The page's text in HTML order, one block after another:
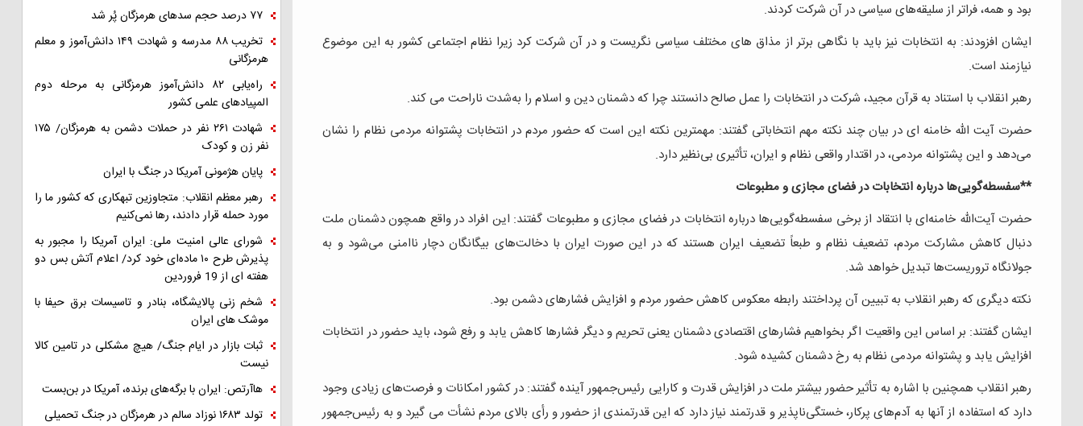
بود و همه، فراتر از سلیقه‌های سیاسی در آن شرکت کردند.
ایشان افزودند: به انتخابات نیز باید با نگاهی برتر از مذاق های مختلف سیاسی نگریست و در آن شرکت کرد زیرا نظام اجتماعی کشور به این موضوع
نیازمند است.
رهبر انقلاب با استناد به قرآن مجید، شرکت در انتخابات را عمل صالح دانستند چرا که دشمنان دین و اسلام را به‌شدت ناراحت می کند.
حضرت آیت الله خامنه ای در بیان چند نکته مهم انتخاباتی گفتند: مهمترین نکته این است که حضور مردم در انتخابات پشتوانه مردمی نظام را نشان
می‌دهد و این پشتوانه مردمی، در اقتدار واقعی نظام و ایران، تأثیری بی‌نظیر دارد.
**سفسطه‌گویی‌ها درباره انتخابات در فضای مجازی و مطبوعات
حضرت آیت‌الله خامنه‌ای با انتقاد از برخی سفسطه‌گویی‌ها درباره انتخابات در فضای مجازی و مطبوعات گفتند: این افراد در واقع همچون دشمنان ملت
دنبال کاهش مشارکت مردم، تضعیف نظام و طبعاً تضعیف ایران هستند که در این صورت ایران با دخالت‌های بیگانگان دچار ناامنی می‌شود و به
جولانگاه تروریست‌ها تبدیل خواهد شد.
نکته دیگری که رهبر انقلاب به تبیین آن پرداختند رابطه معکوس کاهش حضور مردم و افزایش فشارهای دشمن بود.
ایشان گفتند: بر اساس این واقعیت اگر بخواهیم فشارهای اقتصادی دشمنان یعنی تحریم و دیگر فشارها کاهش یابد و رفع شود، باید حضور در انتخابات
افزایش یابد و پشتوانه مردمی نظام به رخ دشمنان کشیده شود.
رهبر انقلاب همچنین با اشاره به تأثیر حضور بیشتر ملت در افزایش قدرت و کارایی رئیس‌جمهور آینده گفتند: در کشور امکانات و فرصت‌های زیادی وجود
دارد که استفاده از آنها به آدم‌های پرکار، خستگی‌ناپذیر و قدرتمند نیاز دارد که این قدرتمندی از حضور و رأی بالای مردم نشأت می گیرد و به رئیس‌جمهور
۷۷ درصد حجم سدهای هرمزگان پُر شد
تخریب ۸۸ مدرسه و شهادت ۱۴۹ دانش‌آموز و معلم
هرمزگانی
راه‌یابی ۸۲ دانش‌آموز هرمزگانی به مرحله دوم
المپیادهای علمی کشور
شهادت ۲۶۱ نفر در حملات دشمن به هرمزگان/ ۱۷۵
نفر زن و کودک
پایان هژمونی آمریکا در جنگ با ایران
رهبر معظم انقلاب: متجاوزین تبهکاری که کشور ما را
مورد حمله قرار دادند، رها نمی‌کنیم
شورای عالی امنیت ملی: ایران آمریکا را مجبور به
پذیرش طرح ۱۰ ماده‌ای خود کرد/ اعلام آتش بس دو
هفته ای از 19 فروردین
شخم زنی پالایشگاه، بنادر و تاسیسات برق حیفا با
موشک های ایران
ثبات بازار در ایام جنگ/ هیچ مشکلی در تامین کالا
نیست
هاآرتص: ایران با برگه‌های برنده، آمریکا در بن‌بست
تولد ۱۶۸۳ نوزاد سالم در هرمزگان در جنگ تحمیلی